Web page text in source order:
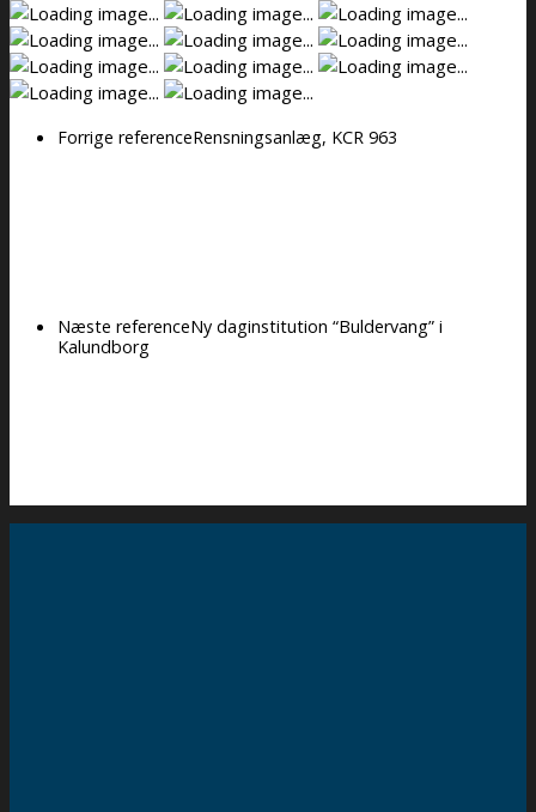
Forrige referenceRensningsanlæg, KCR 963
Næste referenceNy daginstitution “Buldervang” i
Kalundborg